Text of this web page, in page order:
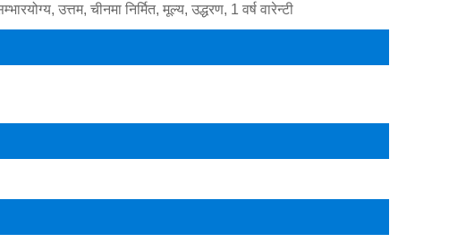
उत्तम, चीनमा निर्मित, मूल्य, उद्धरण, 1 वर्ष वारेन्टी